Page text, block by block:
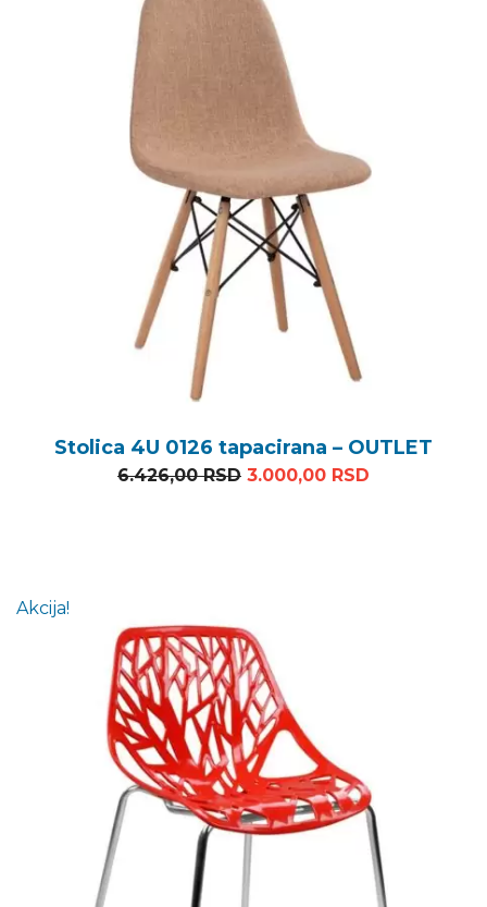
Stolica 4U 0126 tapacirana – OUTLET
6.426,00RSD Originalna cena je bila:
3.000,00 RSD
Akcija!